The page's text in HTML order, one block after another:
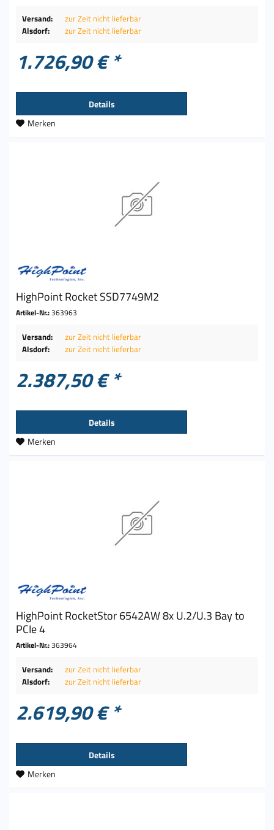
Versand:
zur Zeit nicht lieferbar
Alsdorf:
zur Zeit nicht lieferbar
1.726,90 € *
Details
Merken
HighPoint Rocket SSD7749M2
Artikel-Nr.:363963
Versand:
zur Zeit nicht lieferbar
Alsdorf:
zur Zeit nicht lieferbar
2.387,50 € *
Details
Merken
HighPoint RocketStor 6542AW 8x U.2/U.3 Bay to
PCIe 4
Artikel-Nr.:363964
Versand:
zur Zeit nicht lieferbar
Alsdorf:
zur Zeit nicht lieferbar
2.619,90 € *
Details
Merken